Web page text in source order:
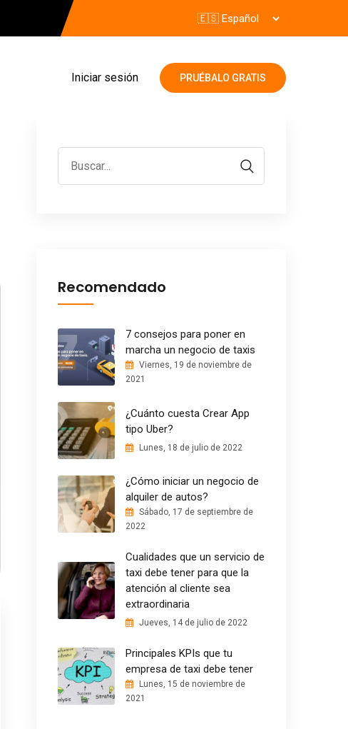
Iniciar sesión PRUÉBALO GRATIS
Recomendado
7 consejos para poner en
marcha un negocio de taxis
Viernes, 19 de noviembre de
2021
¿Cuánto cuesta Crear App
tipo Uber?
Lunes, 18 de julio de 2022
¿Cómo iniciar un negocio de
alquiler de autos?
Sábado, 17 de septiembre de
2022
Cualidades que un servicio de
taxi debe tener para que la
atención al cliente sea
extraordinaria
Jueves, 14 de julio de 2022
Principales KPIs que tu
empresa de taxi debe tener
Lunes, 15 de noviembre de
2021